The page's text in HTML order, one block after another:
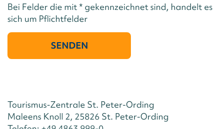
Bei Felder die mit * gekennzeichnet sind, handelt es
sich um Pflichtfelder
SENDEN
Tourismus-Zentrale St. Peter-Ording
Maleens Knoll 2, 25826 St. Peter-Ording